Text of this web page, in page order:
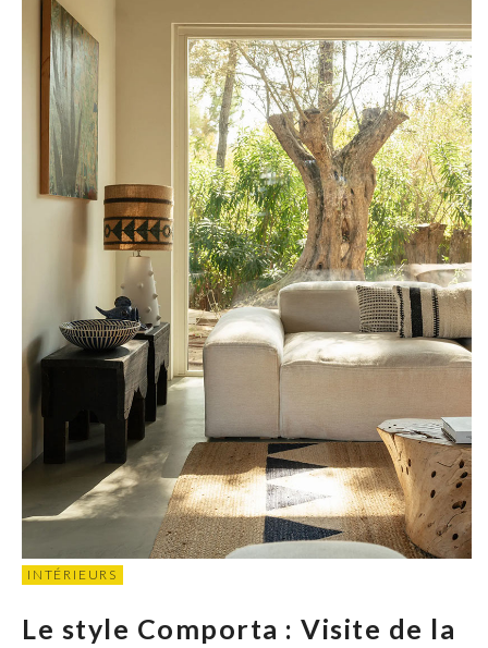
INTÉRIEURS
Le style Comporta : Visite de la